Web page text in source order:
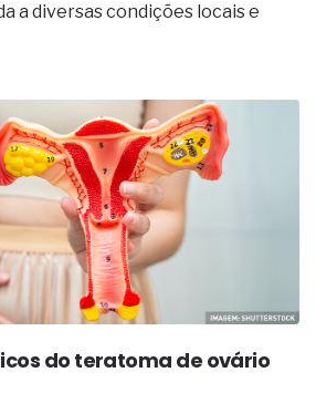
a diversas condições locais e
do teratoma de ovário